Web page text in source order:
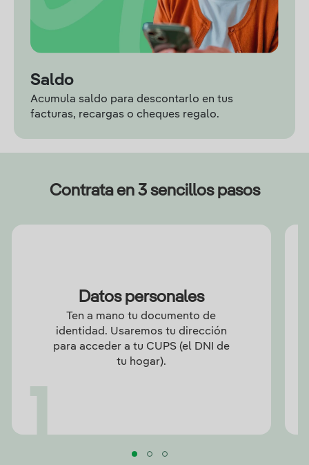
Saldo
Acumula saldo para descontarlo en tus
facturas, recargas o cheques regalo.
Contrata en 3 sencillos pasos
Datos personales
Ten a mano tu documento de
identidad. Usaremos tu dirección
para acceder a tu CUPS (el DNI de
tu hogar).